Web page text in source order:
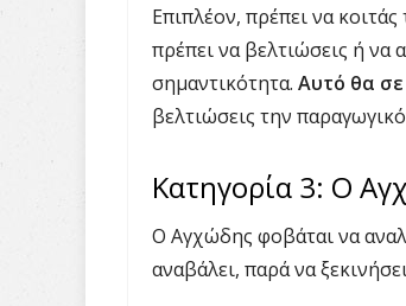
Επιπλέον, πρέπει να
πρέπει να βελτιώσεις ή να
σημαντικότητα. Αυτό θα
βελτιώσεις την
Κατηγορία 3: Ο
Ο Αγχώδης φοβάται να
αναβάλει, παρά να